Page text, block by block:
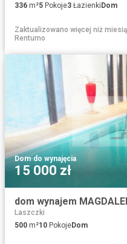
336 m²5 Pokoje3 ŁazienkiDom
Zaktualizowano więcej niż
Rentumo
Dom·do wynajęcia
15 000 zł
dom wynajem
Laszczki
500 m²10 PokojeDom